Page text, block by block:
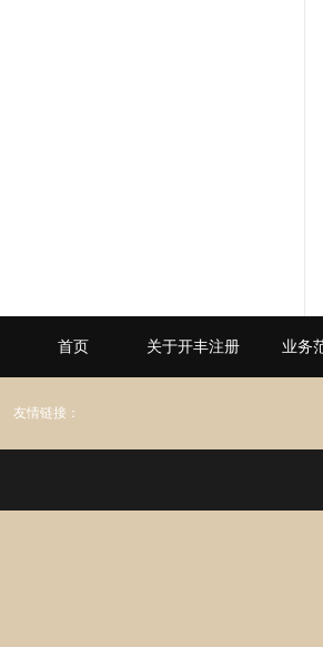
首页 关于开丰注册 业务
友情链接：